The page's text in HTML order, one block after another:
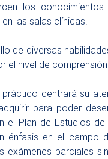
los
las salas clínicas.
de diversas
el nivel de
centrará su
para poder
Plan de Estudios
énfasis en el campo
parciales